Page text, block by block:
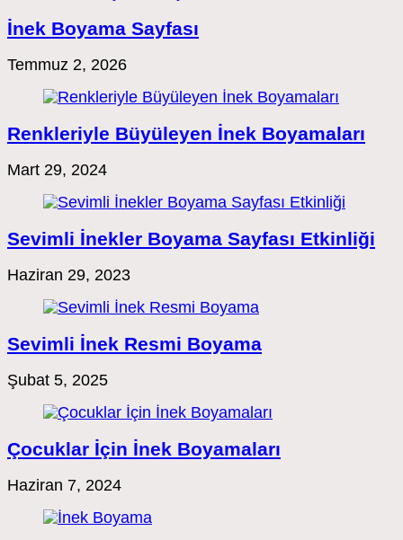
İnek Boyama Sayfası
Temmuz 2, 2026
Renkleriyle Büyüleyen İnek Boyamaları
Mart 29, 2024
Sevimli İnekler Boyama Sayfası Etkinliği
Haziran 29, 2023
Sevimli İnek Resmi Boyama
Şubat 5, 2025
Çocuklar İçin İnek Boyamaları
Haziran 7, 2024